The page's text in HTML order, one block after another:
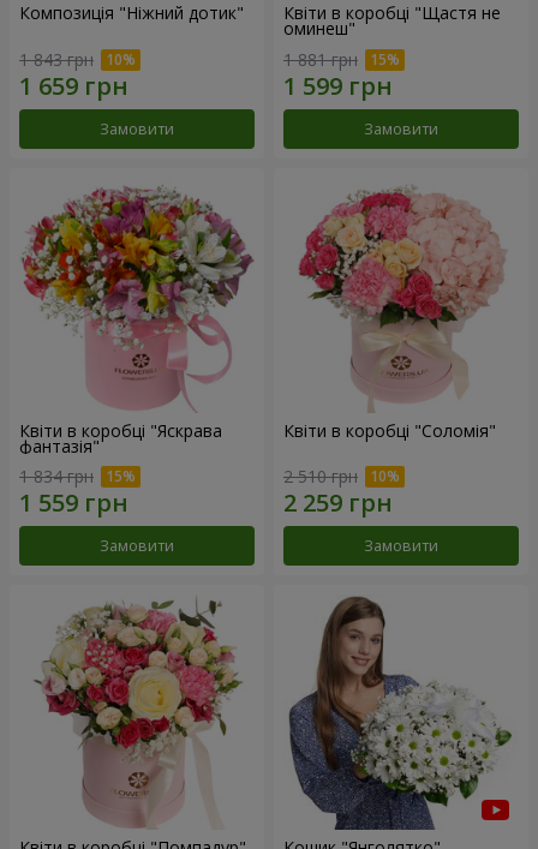
Композиція "Ніжний дотик"
1 843 грн
Замовити
Квіти в коробці "Щастя не
оминеш"
1 881 грн
Замовити
Квіти в коробці "Яскрава
фантазія"
1 834 грн
Замовити
Квіти в коробці "Соломія"
2 510 грн
Замовити